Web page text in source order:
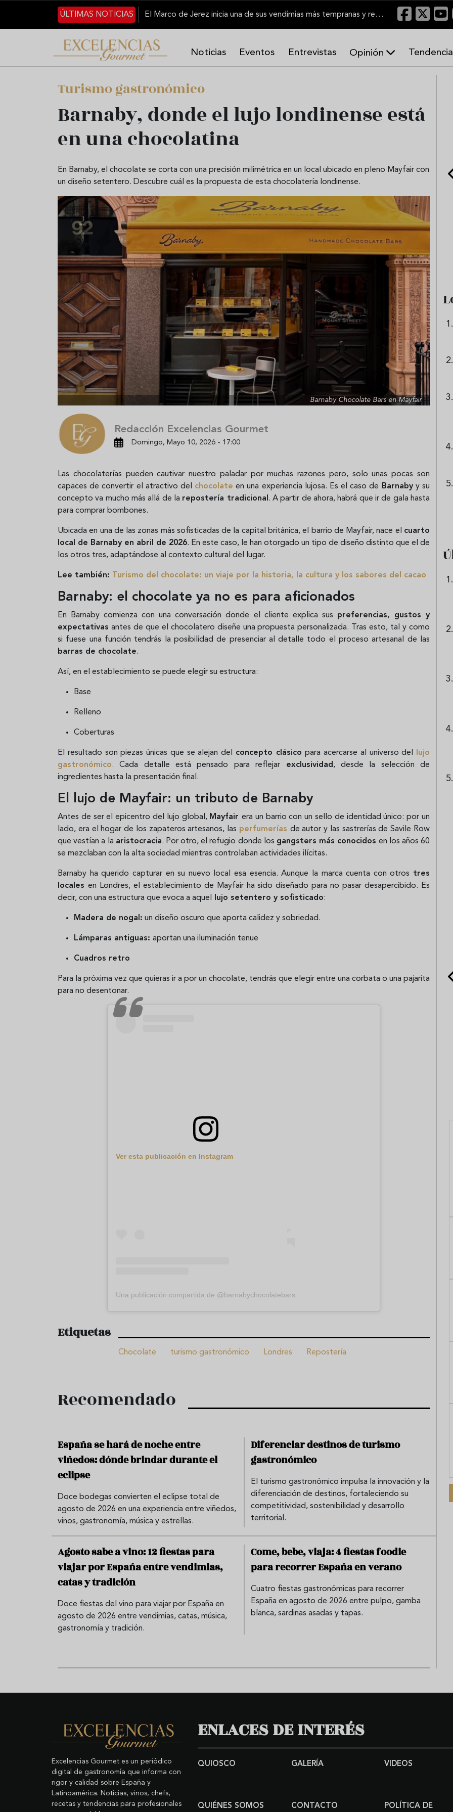
Pasar al contenido principal
ÚLTIMAS NOTICIAS
El Marco de Jerez inicia una de sus vendimias más tempranas y recupera producción
Noticias Eventos Entrevistas Opinión
n
í
Turismo gastronómico
Barnaby, donde el lujo londinense está
en una chocolatina
En Barnaby, el chocolate se corta con una precisión milimétrica en un local ubicado en pleno Mayfair con
un diseño setentero. Descubre cuál es la propuesta de esta chocolatería londinense.
Barnaby Chocolate Bars en Mayfair
Redacción Excelencias Gourmet
Domingo, Mayo 10, 2026 - 17:00
Las chocolaterías pueden cautivar nuestro paladar por muchas razones pero, solo unas pocas son
capaces de convertir el atractivo del chocolate en una experiencia lujosa. Es el caso de Barnabyy su
concepto va mucho más allá de la repostería tradicional . A partir de ahora, habrá que ir de gala hasta
para comprar bombones.
Ubicada en una de las zonas más sofisticadas de la capital británica, el barrio de Mayfair, nace el cuarto
local de Barnaby en abril de 2026. En este caso, le han otorgado un tipo de diseño distinto que el de
los otros tres, adaptándose al contexto cultural del lugar.
Lee también: Turismo del chocolate: un viaje por la historia, la cultura y los sabores del cacao
Barnaby: el chocolate ya no es para aficionados
En Barnaby comienza con una conversación donde el cliente explica sus preferencias, gustos y
expectativas antes de que el chocolatero diseñe una propuesta personalizada. Tras esto, tal y como
si fuese una función tendrás la posibilidad de presenciar al detalle todo el proceso artesanal de las
barras de chocolate.
Así, en el establecimiento se puede elegir su estructura:
Base
Relleno
Coberturas
El resultado son piezas únicas que se alejan del concepto clásicopara acercarse al universo del
lujo
gastronómico. Cada detalle está pensado para reflejar exclusividad, desde la selección de
ingredientes hasta la presentación final.
El lujo de Mayfair: un tributo de Barnaby
Antes de ser el epicentro del lujo global, Mayfairera un barrio con un sello de identidad único: por un
lado, era el hogar de los zapateros artesanos, las perfumerías de autor y las sastrerías de Savile Row
que vestían a la aristocracia. Por otro, el refugio donde los gangsters más conocidos en los años 60
se mezclaban con la alta sociedad mientras controlaban actividades ilícitas.
Barnaby ha querido capturar en su nuevo local esa esencia. Aunque la marca cuenta con otros tres
locales en Londres, el establecimiento de Mayfair ha sido diseñado para no pasar desapercibido. Es
decir, con una estructura que evoca a aquel
lujo setentero y sofisticado:
Madera de nogal: un diseño oscuro que aporta calidez y sobriedad.
Lámparas antiguas: aportan una iluminación tenue
Cuadros retro
Para la próxima vez que quieras ir a por un chocolate, tendrás que elegir entre una corbata o una pajarita
para no desentonar.
Ver esta publicación en Instagram
Una publicación compartida de @barnabychocolatebars
Etiquetas
Chocolate turismo gastronómico Londres Repostería
Recomendado
España se hará de noche entre
viñedos: dónde brindar durante el
eclipse
Doce bodegas convierten el eclipse total de
agosto de 2026 en una experiencia entre viñedos,
vinos, gastronomía, música y estrellas.
Diferenciar destinos de turismo
gastronómico
El turismo gastronómico impulsa la innovación y la
diferenciación de destinos, fortaleciendo su
competitividad, sostenibilidad y desarrollo
territorial.
Agosto sabe a vino: 12 fiestas para
viajar por España entre vendimias,
catas y tradición
Doce fiestas del vino para viajar por España en
agosto de 2026 entre vendimias, catas, música,
gastronomía y tradición.
Come, bebe, viaja: 4 fiestas foodie
para recorrer España en verano
Cuatro fiestas gastronómicas para recorrer
España en agosto de 2026 entre pulpo, gamba
blanca, sardinas asadas y tapas.
Cinco cremas frías de verduras
que querrás repetir todo agosto
Ni sangría ni tinto de verano:
aprende a preparar granizado
de vino especiado
Aceitunas: el aperitivo estrella
del verano
Excelencias Gourmet es un periódico
digital de gastronomía que informa con
rigor y calidad sobre España y
Latinoamérica. Noticias, vinos, chefs,
recetas y tendencias para profesionales
ENLACES DE INTERÉS
QUIOSCO GALERÍA VIDEOS
QUIÉNES SOMOS CONTACTO POLÍTICA DE